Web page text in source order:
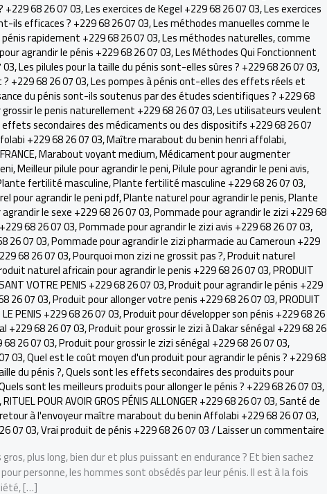
68 26 07 03,Les exercices de Kegel +229 68 26 07 03,Les exercices
ils efficaces ? +229 68 26 07 03,Les méthodes manuelles comme le
rapidement +229 68 26 07 03,Les méthodes naturelles, comme
agrandir le pénis +229 68 26 07 03,Les Méthodes Qui Fonctionnent
,Les pilules pour la taille du pénis sont-elles sûres ? +229 68 26 07 03,
+229 68 26 07 03,Les pompes à pénis ont-elles des effets réels et
du pénis sont-ils soutenus par des études scientifiques ? +229 68
le penis naturellement +229 68 26 07 03,Les utilisateurs veulent
secondaires des médicaments ou des dispositifs +229 68 26 07
+229 68 26 07 03,Maître marabout du benin henri affolabi,
,Marabout voyant medium,Médicament pour augmenter
,Meilleur pilule pour agrandir le peni,Pilule pour agrandir le peni avis,
fertilité masculine,Plante fertilité masculine +229 68 26 07 03,
pour agrandir le peni pdf,Plante naturel pour agrandir le penis,Plante
le sexe +229 68 26 07 03,Pommade pour agrandir le zizi +229 68
68 26 07 03,Pommade pour agrandir le zizi avis +229 68 26 07 03,
26 07 03,Pommade pour agrandir le zizi pharmacie au Cameroun +229
68 26 07 03,Pourquoi mon zizi ne grossit pas ?,Produit naturel
naturel africain pour agrandir le penis +229 68 26 07 03,PRODUIT
VOTRE PENIS +229 68 26 07 03,Produit pour agrandir le pénis +229
26 07 03,Produit pour allonger votre penis +229 68 26 07 03,PRODUIT
PENIS +229 68 26 07 03,Produit pour développer son pénis +229 68 26
+229 68 26 07 03,Produit pour grossir le zizi à Dakar sénégal +229 68 26
26 07 03,Produit pour grossir le zizi sénégal +229 68 26 07 03,
03,Quel est le coût moyen d'un produit pour agrandir le pénis ? +229 68
du pénis ?,Quels sont les effets secondaires des produits pour
sont les meilleurs produits pour allonger le pénis ? +229 68 26 07 03,
,RITUEL POUR AVOIR GROS PÉNIS ALLONGER +229 68 26 07 03,Santé de
à l'envoyeur maître marabout du benin Affolabi +229 68 26 07 03,
07 03,Vrai produit de pénis +229 68 26 07 03/Laisser un commentaire
plus long, bien dur et plus puissant en endurance ? Et bien sachez
personne, les hommes sont obsédés par leur pénis. Il est à la fois
[…]